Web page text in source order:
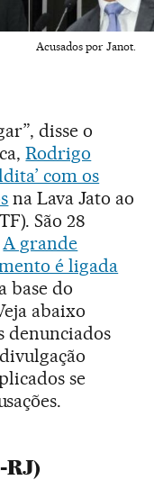
Acusados por Janot.
disse o
Rodrigo
com os
na Lava Jato ao
São 28
A grande
é ligada
base do
abaixo
denunciados
se
RJ)